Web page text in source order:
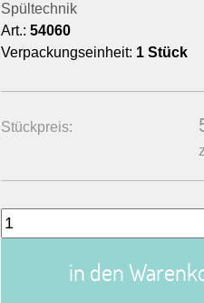
Spültechnik
Art.: 54060
Verpackungseinheit: 1 Stück
Stückpreis:
in den